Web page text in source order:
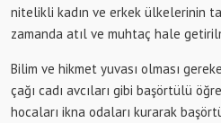
nitelikli kadın ve erkek ülkelerinin
zamanda atıl ve muhtaç hale
Bilim ve hikmet yuvası olması
çağı cadı avcıları gibi başörtülü
hocaları ikna odaları kurarak